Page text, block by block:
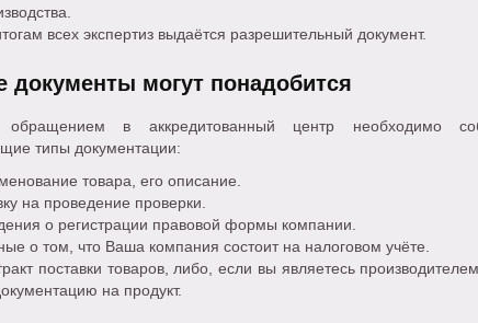
всех экспертиз выдаётся разрешительный документ.
документы могут понадобится
в аккредитованный центр необходимо
типы документации:
товара, его описание.
на проведение проверки.
о регистрации правовой формы компании.
о том, что Ваша компания состоит на налоговом учёте.
поставки товаров, либо, если вы являетесь
на продукт.